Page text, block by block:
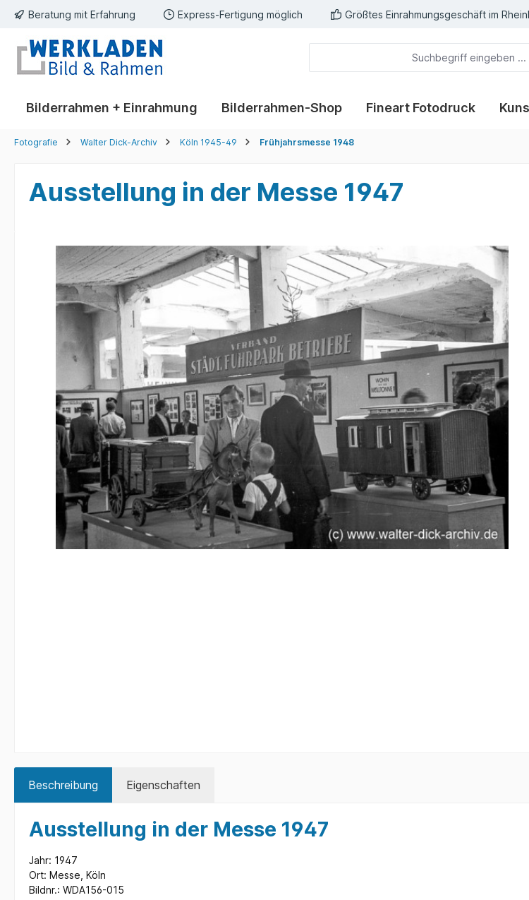
Zur Hauptnavigation springen
Beratung mit Erfahrung Express-Fertigung möglich Größtes Einrahmungsgeschäft im
Bilderrahmen + Einrahmung Bilderrahmen-Shop Fineart Fotodruck
Fotografie Walter Dick-Archiv Köln 1945-49 Frühjahrsmesse 1948
Ausstellung in der Messe 1947
Bildergalerie überspringen
Beschreibung Eigenschaften
Ausstellung in der Messe 1947
Jahr: 1947
Ort: Messe, Köln
Bildnr.: WDA156-015